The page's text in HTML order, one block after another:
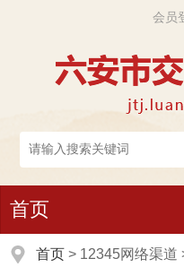
会员
首页
首页 > 12345网络渠道